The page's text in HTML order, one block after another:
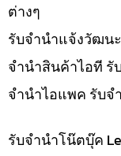
ต่างๆ
รับจํานําแจ้งวัฒน
จำนำสินค้าไอที
จำนำไอแพค รับจ
รับจำนำโน๊ตบุ๊ค